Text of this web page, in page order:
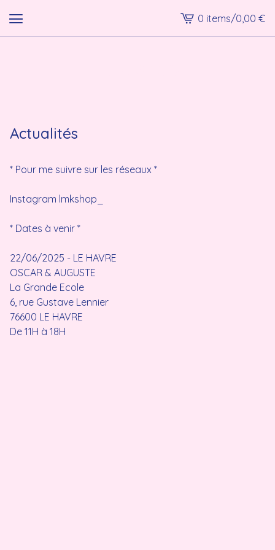
View
cart
0 items/0,00 €
Actualités
* Pour me suivre sur les réseaux *
Instagram lmkshop_
* Dates à venir *
22/06/2025 - LE HAVRE
OSCAR & AUGUSTE
La Grande Ecole
6, rue Gustave Lennier
76600 LE HAVRE
De 11H à 18H